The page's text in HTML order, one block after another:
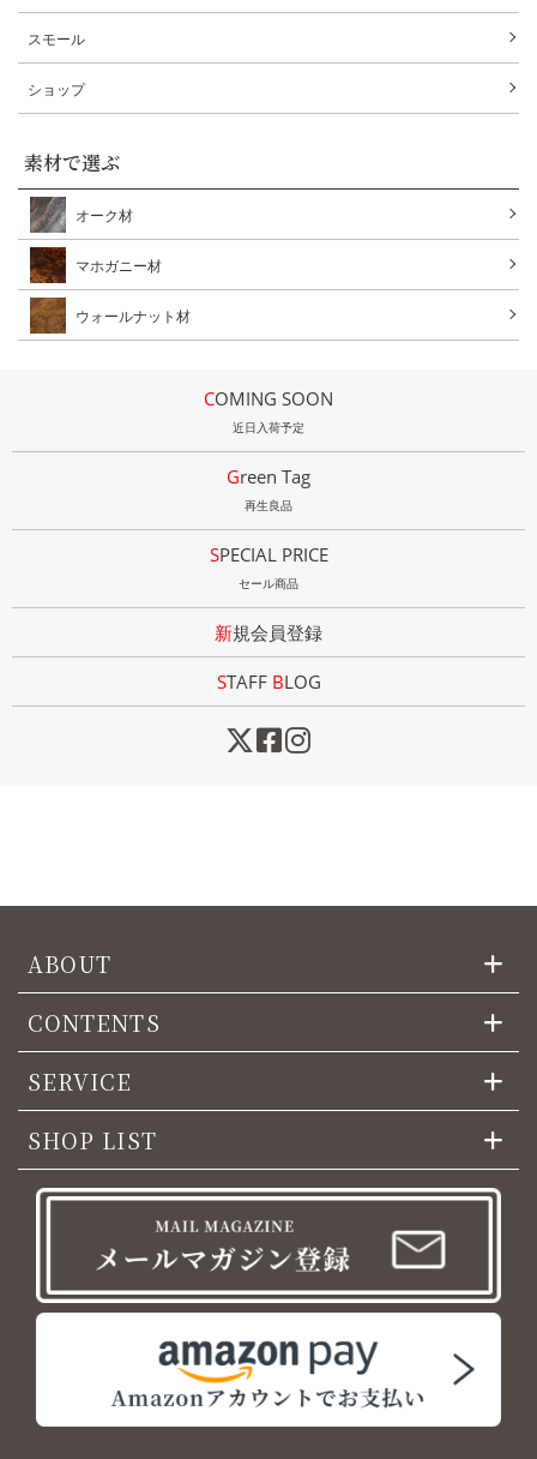
スモール
ショップ
素材で選ぶ
オーク材
マホガニー材
ウォールナット材
COMING SOON
近日入荷予定
Green Tag
再生良品
SPECIAL PRICE
セール商品
新規会員登録
STAFF BLOG
ABOUT
CONTENTS
SERVICE
SHOP LIST